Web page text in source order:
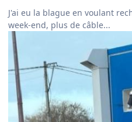
J'ai eu la blague en voulant
week-end, plus de câble...